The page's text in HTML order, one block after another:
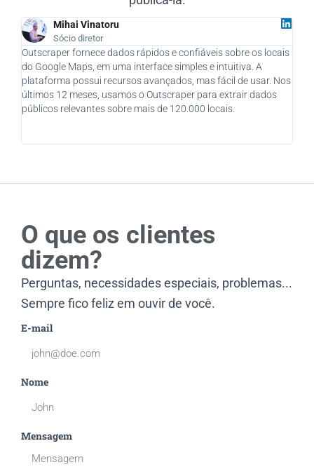
Mihai Vinatoru
Sócio diretor
Outscraper fornece dados rápidos e confiáveis sobre os locais
do Google Maps, em uma interface simples e intuitiva. A
plataforma possui recursos avançados, mas fácil de usar. Nos
últimos 12 meses, usamos o Outscraper para extrair dados
públicos relevantes sobre mais de 120.000 locais.
O que os clientes
dizem?
Perguntas, necessidades especiais, problemas...
Sempre fico feliz em ouvir de você.
E-mail
Nome
Mensagem